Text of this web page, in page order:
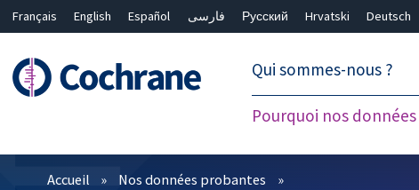
Français English Español فارسی Русский Hrvatski Deutsch
Qui sommes-nous ?
Pourquoi nos
Filtres
Accueil Nos données probantes